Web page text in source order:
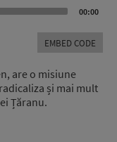
00:00
EMBED CODE
are o misiune
și mai mult
Țăranu.